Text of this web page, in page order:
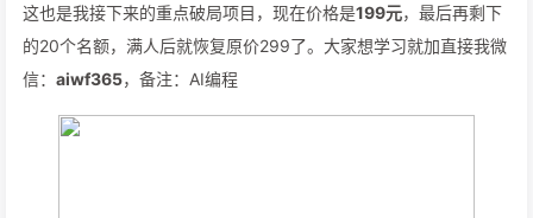
这也是我接下来的重点破局项目，现在价格是199元，最后再剩下
的20个名额，满人后就恢复原价299了。大家想学习就加直接我微
信： aiwf365，备注：AI编程